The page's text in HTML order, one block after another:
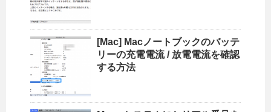
[Mac] Macノートブックのバッテ
リーの充電電流 / 放電電流を確認
する方法